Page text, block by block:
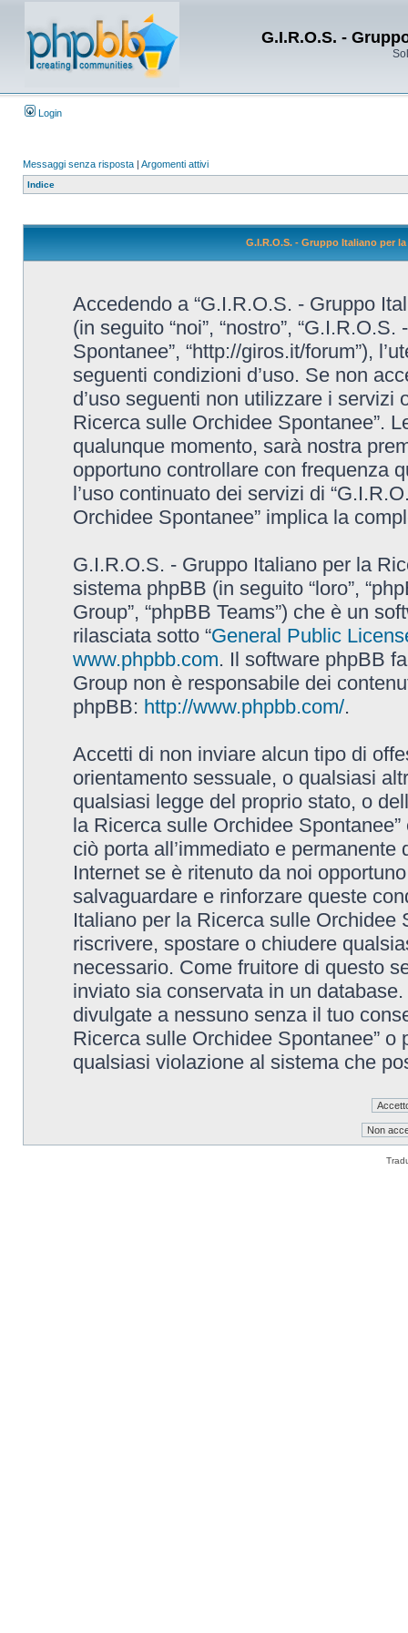
G.I.R.O.S. -
Login
Messaggi senza risposta | Argomenti attivi
Indice
G.I.R.O.S. - Gruppo Italiano per
Accedendo a “G.I.R.O.S. - Gruppo
(in seguito “noi”, “nostro”,
Spontanee”, “http://giros.it/forum”),
seguenti condizioni d’uso. Se non
d’uso seguenti non utilizzare i servizi
Ricerca sulle Orchidee Spontanee”.
qualunque momento, sarà nostra
opportuno controllare con frequenza
l’uso continuato dei servizi di
Orchidee Spontanee” implica la
G.I.R.O.S. - Gruppo Italiano per la
sistema phpBB (in seguito “loro”,
Group”, “phpBB Teams”) che è un
rilasciata sotto “General Public
www.phpbb.com. Il software phpBB
Group non è responsabile dei
phpBB: http://www.phpbb.com/.
Accetti di non inviare alcun tipo di
orientamento sessuale, o qualsiasi
qualsiasi legge del proprio stato, o
la Ricerca sulle Orchidee
ciò porta all’immediato e
Internet se è ritenuto da noi
salvaguardare e rinforzare queste
Italiano per la Ricerca sulle Orchidee
riscrivere, spostare o chiudere
necessario. Come fruitore di questo
inviato sia conservata in un
divulgate a nessuno senza il tuo
Ricerca sulle Orchidee Spontanee”
qualsiasi violazione al sistema che